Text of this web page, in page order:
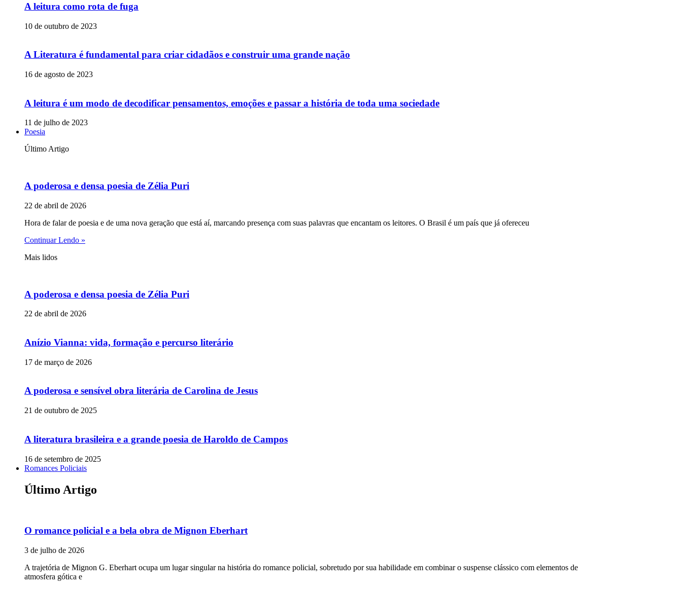
A leitura como rota de fuga
10 de outubro de 2023
A Literatura é fundamental para criar cidadãos e construir uma grande nação
16 de agosto de 2023
A leitura é um modo de decodificar pensamentos, emoções e passar a história de toda uma sociedade
11 de julho de 2023
Poesia
Último Artigo
A poderosa e densa poesia de Zélia Puri
22 de abril de 2026
Hora de falar de poesia e de uma nova geração que está aí, marcando presença com suas palavras que encantam os leitores. O Brasil é um país que já ofereceu
Continuar Lendo »
Mais lidos
A poderosa e densa poesia de Zélia Puri
22 de abril de 2026
Anízio Vianna: vida, formação e percurso literário
17 de março de 2026
A poderosa e sensível obra literária de Carolina de Jesus
21 de outubro de 2025
A literatura brasileira e a grande poesia de Haroldo de Campos
16 de setembro de 2025
Romances Policiais
Último Artigo
O romance policial e a bela obra de Mignon Eberhart
3 de julho de 2026
A trajetória de Mignon G. Eberhart ocupa um lugar singular na história do romance policial, sobretudo por sua habilidade em combinar o suspense clássico com elementos de
atmosfera gótica e